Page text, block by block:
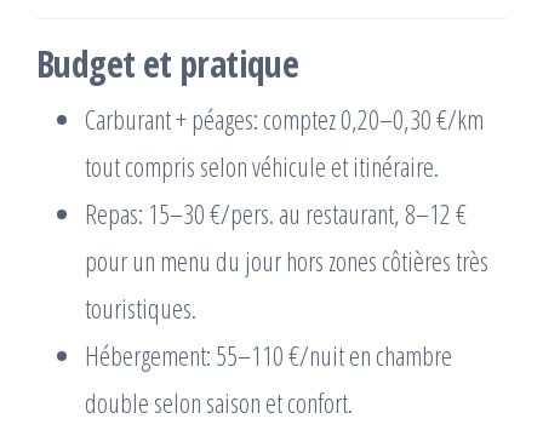
Budget et pratique
Carburant + péages: comptez 0,20–0,30 €/km
tout compris selon véhicule et itinéraire.
Repas: 15–30 €/pers. au restaurant, 8–12 €
pour un menu du jour hors zones côtières très
touristiques.
Hébergement: 55–110 €/nuit en chambre
double selon saison et confort.